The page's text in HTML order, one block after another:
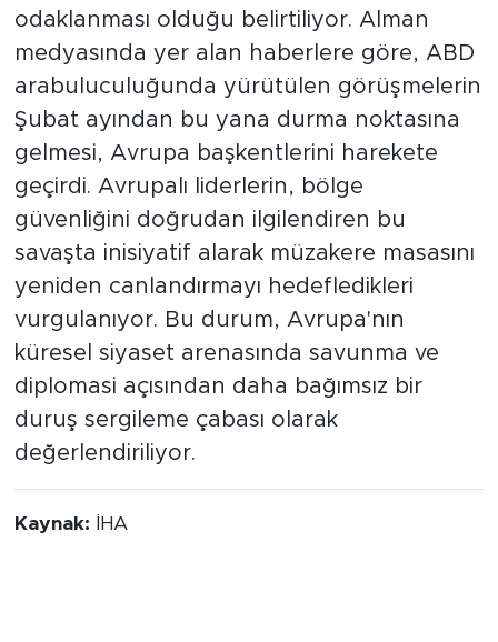
odaklanması olduğu belirtiliyor. Alman
medyasında yer alan haberlere göre, ABD
arabuluculuğunda yürütülen görüşmelerin
Şubat ayından bu yana durma noktasına
gelmesi, Avrupa başkentlerini harekete
geçirdi. Avrupalı liderlerin, bölge
güvenliğini doğrudan ilgilendiren bu
savaşta inisiyatif alarak müzakere masasını
yeniden canlandırmayı hedefledikleri
vurgulanıyor. Bu durum, Avrupa'nın
küresel siyaset arenasında savunma ve
diplomasi açısından daha bağımsız bir
duruş sergileme çabası olarak
değerlendiriliyor.
Kaynak: İHA